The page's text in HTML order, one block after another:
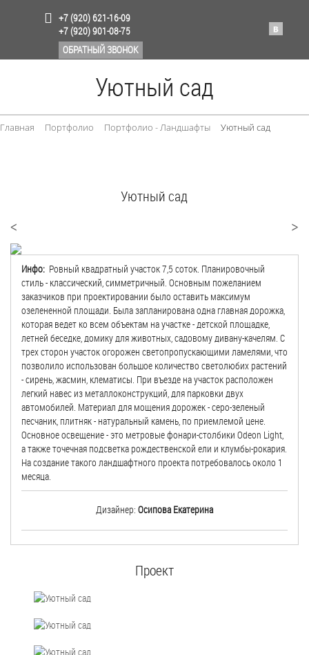
+7 (920) 621-16-09
+7 (920) 901-08-75
ОБРАТНЫЙ ЗВОНОК
Уютный сад
Главная Портфолио Портфолио - Ландшафты Уютный сад
<
Уютный сад
>
Инфо: Ровный квадратный участок 7,5 соток. Планировочный
стиль - классический, симметричный. Основным пожеланием
заказчиков при проектировании было оставить максимум
озелененной площади. Была запланирована одна главная дорожка,
которая ведет ко всем объектам на участке - детской площадке,
летней беседке, домику для животных, садовому дивану-качелям. С
трех сторон участок огорожен светопропускающими ламелями, что
позволило использован большое количество светолюбих растений
- сирень, жасмин, клематисы. При въезде на участок расположен
легкий навес из металлоконструкций, для парковки двух
автомобилей. Материал для мощения дорожек - серо-зеленый
песчаник, плитняк - натуральный камень, по приемлемой цене.
Основное освещение - это метровые фонари-столбики Odeon Light,
а также точечная подсветка рождественской ели и клумбы-рокария.
На создание такого ландшафтного проекта потребовалось около 1
месяца.
Дизайнер: Осипова Екатерина
Проект